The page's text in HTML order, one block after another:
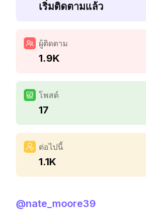
เริ่มติดตามแล้ว
ผู้ติดตาม
1.9K
โพสต์
17
ต่อไปนี้
1.1K
@nate_moore39